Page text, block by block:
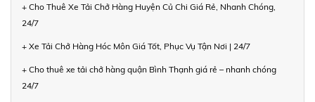
+ Cho Thuê Xe Tải Chở Hàng Huyện Củ Chi Giá Rẻ, Nhanh Chóng,
24/7
+ Xe Tải Chở Hàng Hóc Môn Giá Tốt, Phục Vụ Tận Nơi | 24/7
+ Cho thuê xe tải chở hàng quận Bình Thạnh giá rẻ – nhanh chóng
24/7